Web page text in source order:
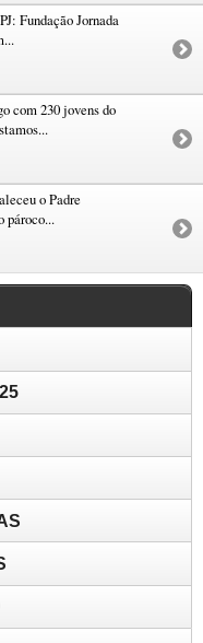
Fundação Jornada
com 230 jovens do
o Padre
pároco...